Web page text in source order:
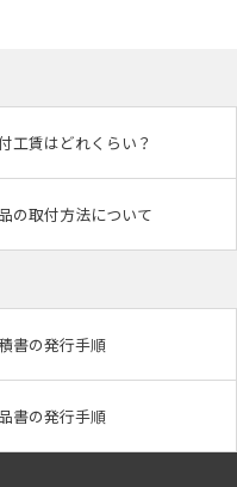
工賃はどれくらい？
の取付方法について
書の発行手順
書の発行手順